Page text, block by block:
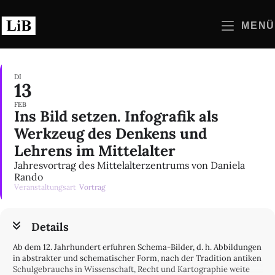
Inhalt
springen
MENÜ
DI
13
FEB
Ins Bild setzen. Infografik als
Werkzeug des Denkens und
Lehrens im Mittelalter
Jahresvortrag des Mittelalterzentrums von Daniela
Rando
Veranstaltungsart Vortrag
Details
Ab dem 12. Jahrhundert erfuhren Schema-Bilder, d. h. Abbildungen
in abstrakter und schematischer Form, nach der Tradition antiken
Schulgebrauchs in Wissenschaft, Recht und Kartographie weite